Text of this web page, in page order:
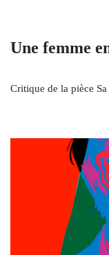
Une femme
Critique de la pièce